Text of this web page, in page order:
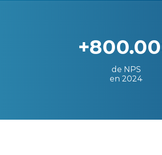
de NPS
en 2024